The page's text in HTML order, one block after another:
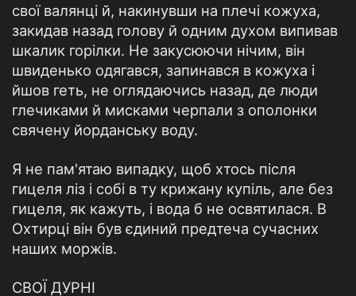
свої валянці й, накинувши на плечі кожуха,
закидав назад голову й одним духом випивав
шкалик горілки. Не закусюючи нічим, він
швиденько одягався, запинався в кожуха і
йшов геть, не оглядаючись назад, де люди
глечиками й мисками черпали з ополонки
свячену йорданську воду.
Я не пам'ятаю випадку, щоб хтось після
гицеля ліз і собі в ту крижану купіль, але без
гицеля, як кажуть, і вода б не освятилася. В
Охтирці він був єдиний предтеча сучасних
наших моржів.
СВОЇ ДУРНІ